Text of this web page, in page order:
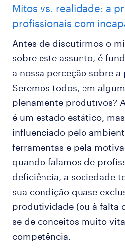
Mitos vs. realidade: a
profissionais com
Antes de discutirmos o
sobre este assunto, é
a nossa perceção sobre
Seremos todos, em
plenamente produtivos?
é um estado estático,
influenciado pelo
ferramentas e pela
quando falamos de
deficiência, a sociedade
sua condição quase
produtividade (ou à falta
se de conceitos muito
competência.